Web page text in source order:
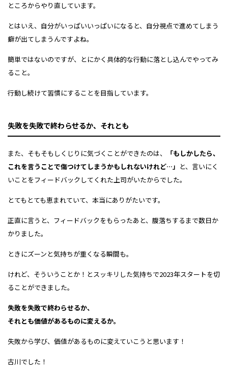
ところからやり直しています。
とはいえ、自分がいっぱいいっぱいになると、自分視点で進めてしまう
癖が出てしまうんですよね。
簡単ではないのですが、とにかく具体的な行動に落とし込んでやってみ
ること。
行動し続けて習慣にすることを目指しています。
失敗を失敗で終わらせるか、それとも
また、そもそもしくじりに気づくことができたのは、
「もしかしたら、
これを言うことで傷つけてしまうかもしれないけれど…」 と、言いにく
いことをフィードバックしてくれた上司がいたからでした。
とてもとても恵まれていて、本当にありがたいです。
正直に言うと、フィードバックをもらったあと、腹落ちするまで数日か
かりました。
ときにズーンと気持ちが重くなる瞬間も。
けれど、そういうことか！とスッキリした気持ちで2023年スタートを切
ることができました。
失敗を失敗で終わらせるか、
それとも価値があるものに変えるか。
失敗から学び、価値があるものに変えていこうと思います！
古川でした！​​​​​